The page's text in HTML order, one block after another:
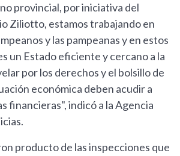
provincial, por iniciativa del
Ziliotto, estamos trabajando en
y las pampeanas y en estos
un Estado eficiente y cercano a la
por los derechos y el bolsillo de
económica deben acudir a
financieras", indicó a la Agencia
producto de las inspecciones que